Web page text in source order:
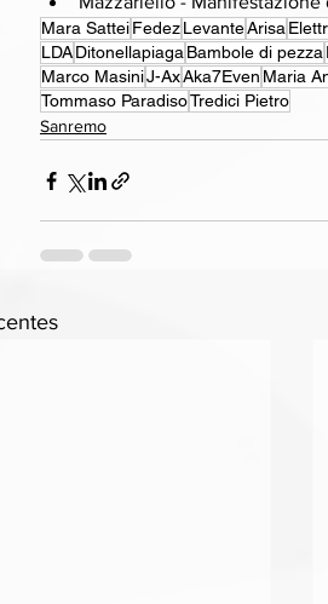
Mara SatteiFedezLevanteArisa
LDADitonellapiagaBambole di pezza
Marco MasiniJ-AxAka7Even Maria
Tommaso ParadisoTredici Pietro
Sanremo